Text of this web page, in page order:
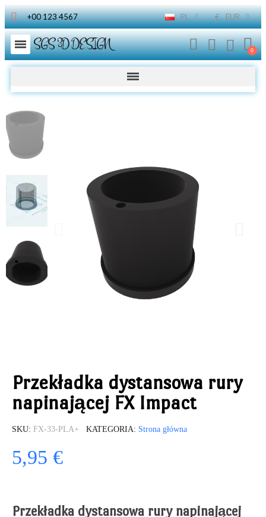
+00 123 4567 PL € EUR
SGS 3D DESIGN
Przekładka dystansowa rury
napinającej FX Impact
SKU FX-33-PLA+ KATEGORIA Strona główna
5,95 €
Przekładka dystansowa rury napinającej